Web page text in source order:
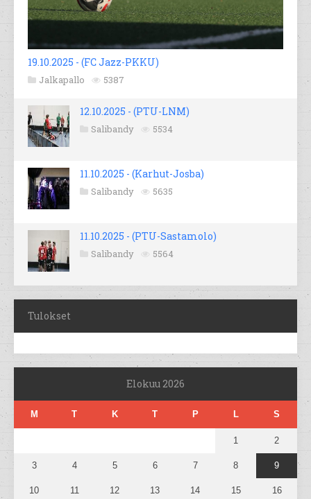
19.10.2025 - (FC Jazz-PKKU)
Jalkapallo 5387
12.10.2025 - (PTU-LNM)
Salibandy 5534
11.10.2025 - (Karhut-Josba)
Salibandy 5635
11.10.2025 - (PTU-Sastamolo)
Salibandy 5564
Tulokset
Elokuu 2026
M T K T P L S
1 2
3 4 5 6 7 8 9
10 11 12 13 14 15 16